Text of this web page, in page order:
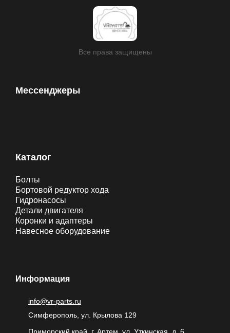
Все права защищены
Мессенджеры
Каталог
Болты
Бортовой редуктор хода
Гидронасосы
Детали двигателя
Коронки и адаптеры
Навесное оборудование
Информация
info@vr-parts.ru
Симферополь, ул. Крылова 129
Приморский край, г. Артем, ул. Уткинская, д. 6